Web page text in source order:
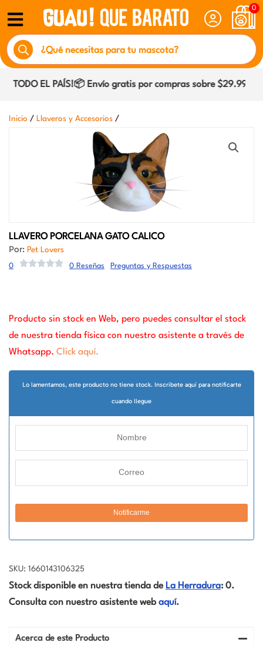
contenido
0
Búsqueda
de
productos
TODO EL PAÍS!📦 Envío gratis por compras sobre $29.990
Inicio / Llaveros y Accesorios /
LLAVERO PORCELANA GATO CALICO
Por: Pet Lovers
0 0 Reseñas Preguntas y Respuestas
Producto sin stock en Web, pero puedes consultar el stock
de nuestra tienda física con nuestro asistente a través de
Whatsapp. Click aquí.
Lo lamentamos, este producto no tiene stock. Inscribete aquí para notificarte
cuando llegue
SKU: 1660143106325
Stock disponible en nuestra tienda de La Herradura: 0.
Consulta con nuestro asistente web aquí.
Acerca de este Producto